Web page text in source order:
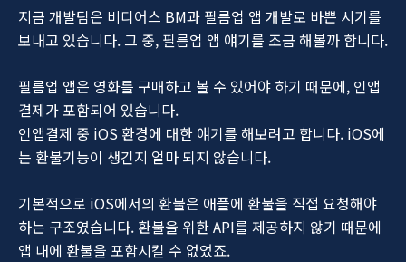
지금 개발팀은 비디어스 BM과 필름업 앱 개발로 바쁜 시기를
보내고 있습니다. 그 중, 필름업 앱 얘기를 조금 해볼까 합니다.
필름업 앱은 영화를 구매하고 볼 수 있어야 하기 때문에, 인앱
결제가 포함되어 있습니다.
인앱결제 중 iOS 환경에 대한 얘기를 해보려고 합니다. iOS에
는 환불기능이 생긴지 얼마 되지 않습니다.
기본적으로 iOS에서의 환불은 애플에 환불을 직접 요청해야
하는 구조였습니다. 환불을 위한 API를 제공하지 않기 때문에
앱 내에 환불을 포함시킬 수 없었죠.